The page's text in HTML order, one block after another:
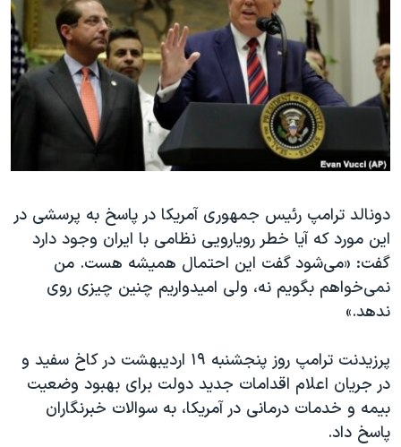
فرهنگ و زندگی
حقوق شهروندی
اقتصادی
علم و فناوری
اسرائیل در جنگ
آرشیو پخش زنده
انتخابات ریاست جمهوری آمریکا ۲۰۲۴
حمله جمهوری اسلامی به اسرائیل
رمز مهسا
ورزش زنان در ایران
مجموعه مستندهای دادخواهی
تریبونال مردمی آبان ۹۸
دادگاه حمید نوری
چهل سال گروگان‌گیری
اعتراضات مردمی آبان ۹۸
اسرائیل در جنگ
نرگس محمدی برنده جایزه نوبل صلح
دنبال کنید
زبانهای مختلف
دونالد ترامپ رئیس جمهوری آمریکا در پاسخ به پرسشی در
این مورد که آیا خطر رویارویی نظامی با ایران وجود دارد
گفت:‌ «می‌شود گفت این احتمال همیشه هست. من
نمی‌خواهم بگویم نه، ولی امیدواریم چنین چیزی روی
ندهد.»‌
پرزیدنت ترامپ روز پنجشنبه ۱۹ اردیبهشت در کاخ سفید و
در جریان اعلام اقدامات جدید دولت برای بهبود وضعیت
بیمه و خدمات درمانی در آمریکا، به سوالات خبرنگاران
پاسخ داد.